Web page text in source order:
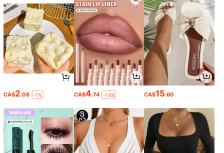
CA$2.08 -1% CA$4.74 -14% CA$15.60